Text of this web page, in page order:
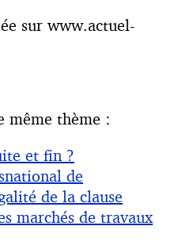
sur www.actuel-
même thème :
et fin ?
de
de la clause
marchés de travaux